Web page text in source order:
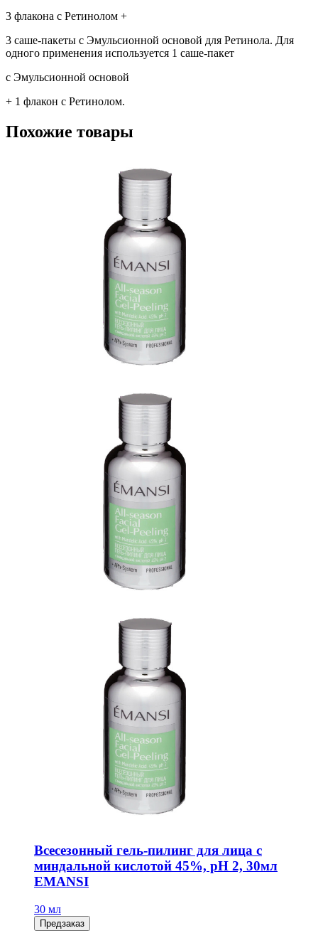
3 флакона с Ретинолом +
3 саше-пакеты с Эмульсионной основой для Ретинола. Для
одного применения используется 1 саше-пакет
с Эмульсионной основой
+ 1 флакон с Ретинолом.
Похожие товары
Всесезонный гель-пилинг для лица с
миндальной кислотой 45%, рН 2, 30мл
EMANSI
30 мл
Предзаказ